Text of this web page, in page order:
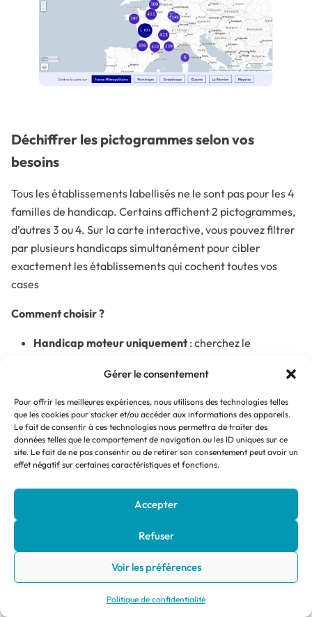
Gérer le consentement
Pour offrir les meilleures expériences, nous utilisons des technologies telles
que les cookies pour stocker et/ou accéder aux informations des appareils.
Le fait de consentir à ces technologies nous permettra de traiter des
données telles que le comportement de navigation ou les ID uniques sur ce
site. Le fait de ne pas consentir ou de retirer son consentement peut avoir un
effet négatif sur certaines caractéristiques et fonctions.
Accepter
Refuser
Voir les préférences
Politique de confidentialité
Déchiffrer les pictogrammes selon vos
besoins
Tous les établissements labellisés ne le sont pas pour les 4
familles de handicap. Certains affichent 2 pictogrammes,
d’autres 3 ou 4. Sur la carte interactive, vous pouvez filtrer
par plusieurs handicaps simultanément pour cibler
exactement les établissements qui cochent toutes vos
cases
Comment choisir ?
Handicap moteur uniquement: cherchez le
l’établissement propose également du matériel
médical (lit médicalisé, lève-personne…).
Handicap moteur + cognitif(par exemple, personne
âgée avec Alzheimer en fauteuil) : cherchez les
pictogrammes des handicaps moteur ET mental.
pictogrammes des handicaps visuels et auditifs. Rare,
mais essentiel pour les personnes sourdes-aveugles
ou ayant des troubles sensoriels multiples.